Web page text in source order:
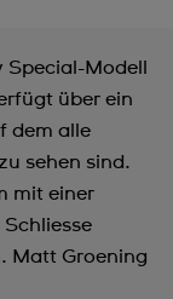
Modell
über ein
dem alle
sehen sind.
mit einer
Matt Groening